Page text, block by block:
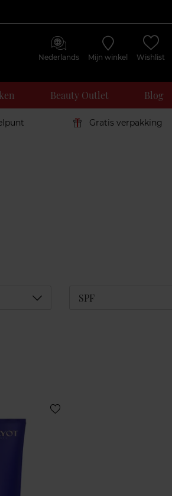
Nederlands Mijn winkel Wishlist
Beauty Outlet Blog
Gratis verpakking
Déplier SPF